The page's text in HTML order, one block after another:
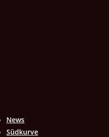
News
Südkurve